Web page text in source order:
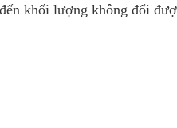
khối lượng không đổi